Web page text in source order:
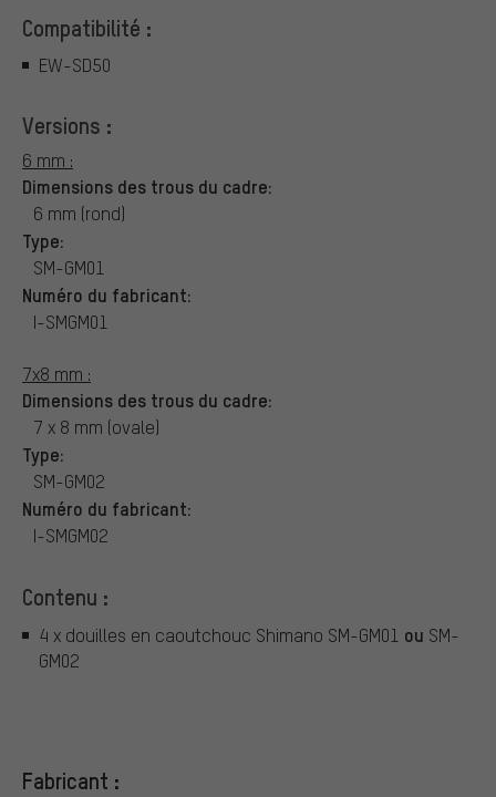
Compatibilité :
EW-SD50
Versions :
6 mm :
Dimensions des trous du cadre:
6 mm (rond)
Type:
SM-GM01
Numéro du fabricant:
I-SMGM01
7x8 mm :
Dimensions des trous du cadre:
7 x 8 mm (ovale)
Type:
SM-GM02
Numéro du fabricant:
I-SMGM02
Contenu :
4 x douilles en caoutchouc Shimano SM-GM01 ou SM-
GM02
Fabricant :